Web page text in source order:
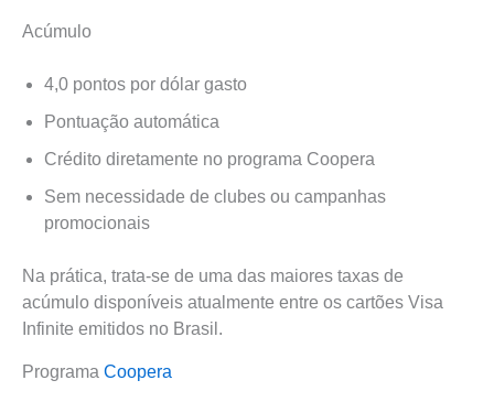
Acúmulo
4,0 pontos por dólar gasto
Pontuação automática
Crédito diretamente no programa Coopera
Sem necessidade de clubes ou campanhas
promocionais
Na prática, trata-se de uma das maiores taxas de
acúmulo disponíveis atualmente entre os cartões Visa
Infinite emitidos no Brasil.
Programa Coopera